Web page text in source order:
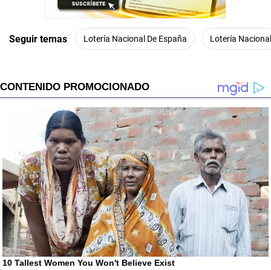
Seguir temas Lotería Nacional De España Lotería Nacional